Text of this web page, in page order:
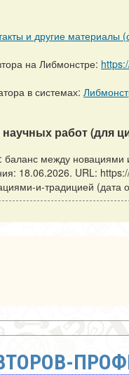
и другие материалы
на Либмонстре:
в системах:
работ (для
между новациями
18.06.2026. URL:
и-традицией (дата